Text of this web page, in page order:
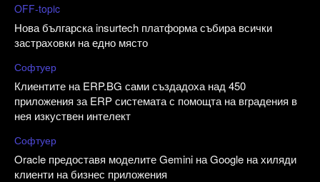
OFF-topic
Нова българска insurtech платформа събира всички
застраховки на едно място
Софтуер
Клиентите на ERP.BG сами създадоха над 450
приложения за ERP системата с помощта на вградения в
нея изкуствен интелект
Софтуер
Oracle предоставя моделите Gemini на Google на хиляди
клиенти на бизнес приложения